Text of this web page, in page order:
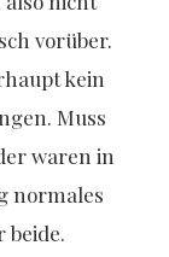
vorüber.
kein
Muss
waren in
normales